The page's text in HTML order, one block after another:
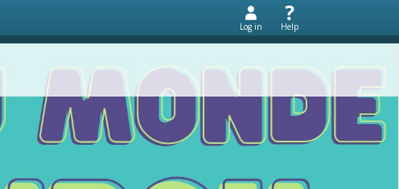
Log in Help